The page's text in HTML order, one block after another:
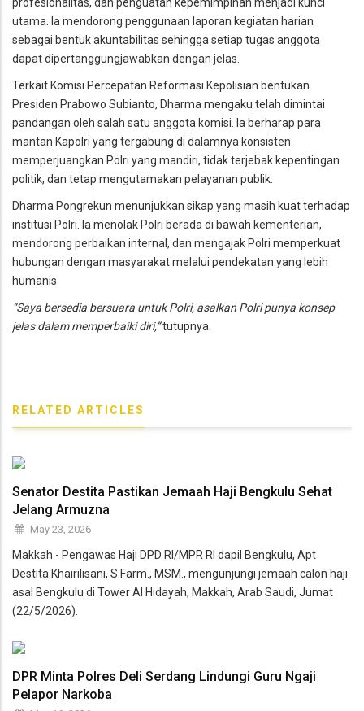
profesionalitas, dan penguatan kepemimpinan menjadi kunci
utama. Ia mendorong penggunaan laporan kegiatan harian
sebagai bentuk akuntabilitas sehingga setiap tugas anggota
dapat dipertanggungjawabkan dengan jelas.
Terkait Komisi Percepatan Reformasi Kepolisian bentukan
Presiden Prabowo Subianto, Dharma mengaku telah dimintai
pandangan oleh salah satu anggota komisi. Ia berharap para
mantan Kapolri yang tergabung di dalamnya konsisten
memperjuangkan Polri yang mandiri, tidak terjebak kepentingan
politik, dan tetap mengutamakan pelayanan publik.
Dharma Pongrekun menunjukkan sikap yang masih kuat terhadap
institusi Polri. Ia menolak Polri berada di bawah kementerian,
mendorong perbaikan internal, dan mengajak Polri memperkuat
hubungan dengan masyarakat melalui pendekatan yang lebih
humanis.
“Saya bersedia bersuara untuk Polri, asalkan Polri punya konsep
jelas dalam memperbaiki diri,”tutupnya.
RELATED ARTICLES
Senator Destita Pastikan Jemaah Haji Bengkulu Sehat
Jelang Armuzna
May 23, 2026
Makkah - Pengawas Haji DPD RI/MPR RI dapil Bengkulu, Apt
Destita Khairilisani, S.Farm., MSM., mengunjungi jemaah calon haji
asal Bengkulu di Tower Al Hidayah, Makkah, Arab Saudi, Jumat
(22/5/2026).
DPR Minta Polres Deli Serdang Lindungi Guru Ngaji
Pelapor Narkoba